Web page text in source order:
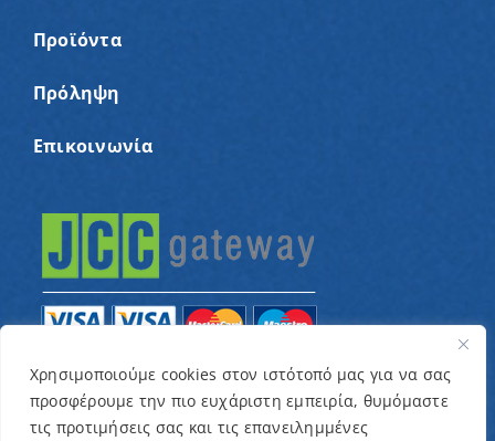
Χρησιμοποιούμε cookies στον ιστότοπό μας για να σας
προσφέρουμε την πιο ευχάριστη εμπειρία, θυμόμαστε
τις προτιμήσεις σας και τις επανειλημμένες
Προϊόντα
Πρόληψη
Επικοινωνία
© Copyright 2022 – Παγκύπριος Σύνδεσμος για